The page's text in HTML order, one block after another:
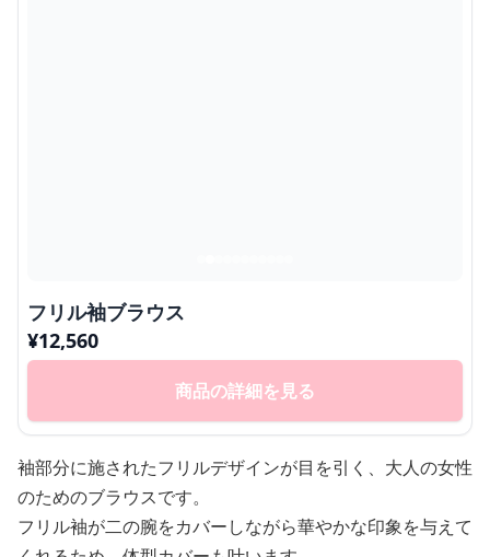
フリル袖ブラウス
¥12,560
商品の詳細を見る
袖部分に施されたフリルデザインが目を引く、大人の女性
のためのブラウスです。
フリル袖が二の腕をカバーしながら華やかな印象を与えて